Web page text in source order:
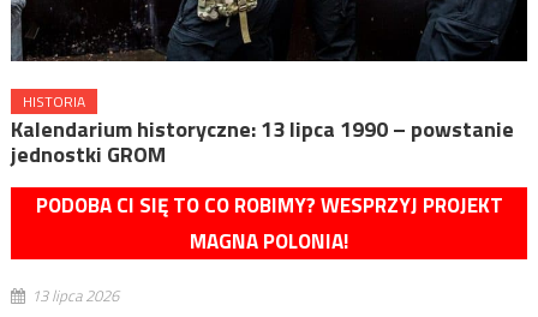
HISTORIA
Kalendarium historyczne: 13 lipca 1990 – powstanie
jednostki GROM
PODOBA CI SIĘ TO CO ROBIMY? WESPRZYJ PROJEKT
MAGNA POLONIA!
13 lipca 2026